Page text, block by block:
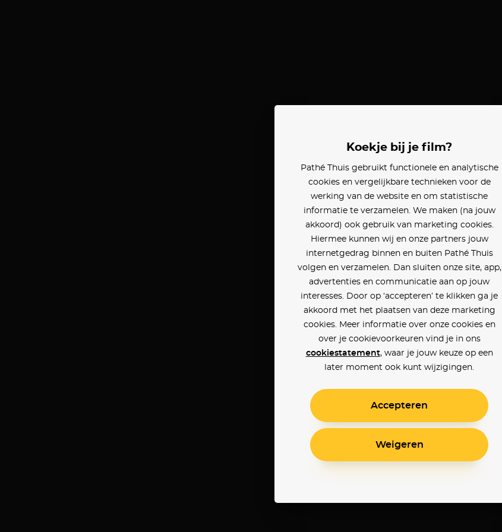
Koekje bij je film?
Pathé Thuis gebruikt functionele en analytische
cookies en vergelijkbare technieken voor de
werking van de website en om statistische
informatie te verzamelen. We maken (na jouw
akkoord) ook gebruik van marketing cookies.
Hiermee kunnen wij en onze partners jouw
internetgedrag binnen en buiten Pathé Thuis
volgen en verzamelen. Dan sluiten onze site, app,
advertenties en communicatie aan op jouw
interesses. Door op ‘accepteren’ te klikken ga je
akkoord met het plaatsen van deze marketing
cookies. Meer informatie over onze cookies en
over je cookievoorkeuren vind je in ons
cookiestatement, waar je jouw keuze op een
later moment ook kunt wijzigingen.
Accepteren
Weigeren